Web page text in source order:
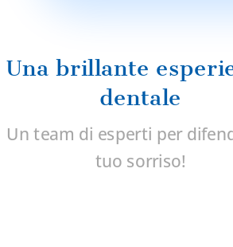
Una brillante
dentale
Un team di esperti per
tuo sorriso!